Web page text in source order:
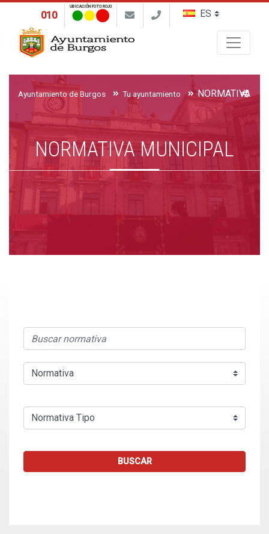
010
UBICACIÓN FOTO ROJO
Ayuntamiento de Burgos Tu ayuntamiento NORMATIVA
NORMATIVA MUNICIPAL
BUSCAR